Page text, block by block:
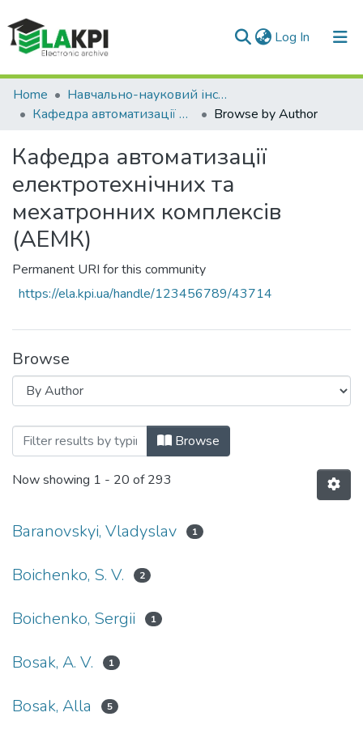
Log In (current)
Communities & Collections
All of DSpace
Home
Навчально-науковий інститут енергозбереження та енергоменеджменту (НН ІЕЕ)
Кафедра автоматизації електротехнічних та мехатронних комплексів (АЕМК)
Browse by Author
Кафедра автоматизації
електротехнічних та
мехатронних комплексів
(АЕМК)
Permanent URI for this community
https://ela.kpi.ua/handle/123456789/43714
Browse
Browsing Кафедра автоматизації
Browse
Now showing 1 - 20 of 293
Baranovskyi, Vladyslav 1
Boichenko, S. V. 2
Boichenko, Sergii 1
Bosak, A. V. 1
Bosak, Alla 5